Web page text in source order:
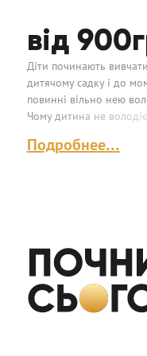
від 900
Діти починають
дитячому садку і до
повинні вільно нею
Чому дитина не
Подробнее...